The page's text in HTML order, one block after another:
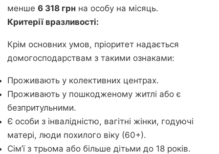
менше 6 318 грн на особу на місяць.
Критерії вразливості:
Крім основних умов, пріоритет надається
домогосподарствам з такими ознаками:
Проживають у колективних центрах.
Проживають у пошкодженому житлі або є
безпритульними.
Є особи з інвалідністю, вагітні жінки, годуючі
матері, люди похилого віку (60+).
Сім’ї з трьома або більше дітьми до 18 років.